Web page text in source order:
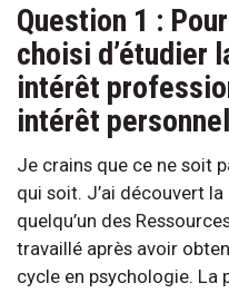
Question 1 :
choisi d’étudier
intérêt
intérêt
Je crains que ce ne soit
qui soit. J’ai découvert
quelqu’un des
travaillé après avoir
cycle en psychologie. La